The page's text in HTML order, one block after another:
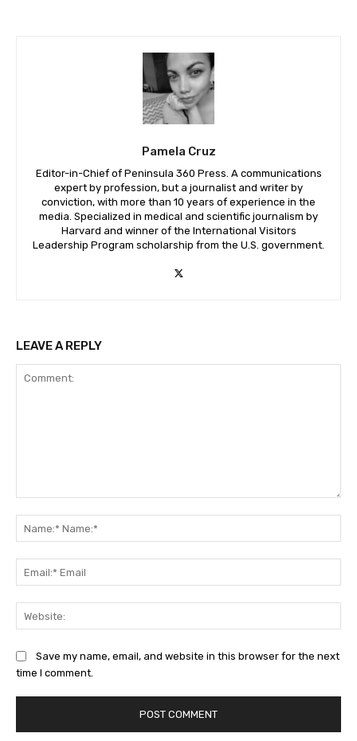
Pamela Cruz
Editor-in-Chief of Peninsula 360 Press. A communications
expert by profession, but a journalist and writer by
conviction, with more than 10 years of experience in the
media. Specialized in medical and scientific journalism by
Harvard and winner of the International Visitors
Leadership Program scholarship from the U.S. government.
LEAVE A REPLY
Save my name, email, and website in this browser for the next
time I comment.